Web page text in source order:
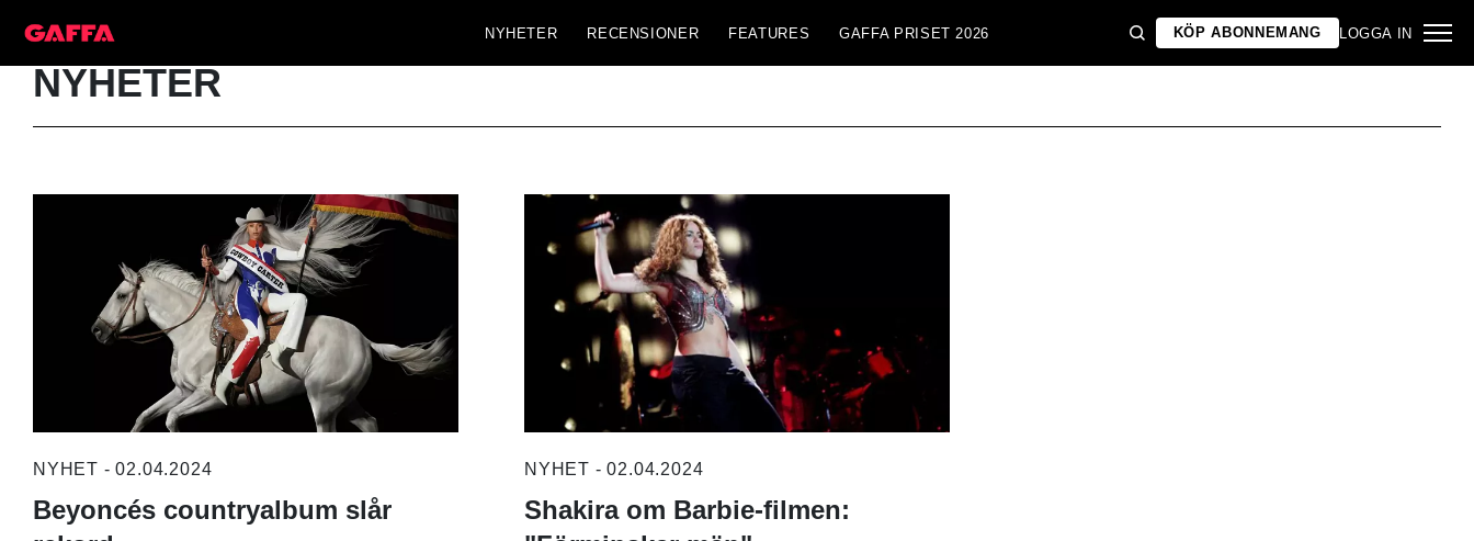
NYHETER RECENSIONER FEATURES GAFFA PRISET 2026 KÖP ABONNEMANG LOGGA IN
NYHETER
NYHET - 02.04.2024
Beyoncés countryalbum slår
NYHET - 02.04.2024
Shakira om Barbie-filmen: